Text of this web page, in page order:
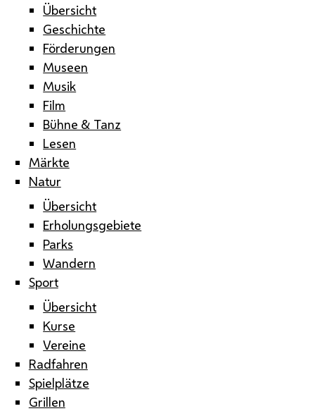
Übersicht
Geschichte
Förderungen
Museen
Musik
Film
Bühne & Tanz
Lesen
Märkte
Natur
Übersicht
Erholungsgebiete
Parks
Wandern
Sport
Übersicht
Kurse
Vereine
Radfahren
Spielplätze
Grillen